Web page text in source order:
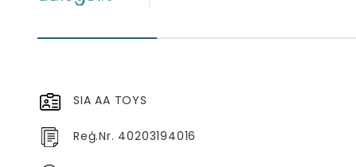
SIA AA TOYS
Reģ.Nr. 40203194016